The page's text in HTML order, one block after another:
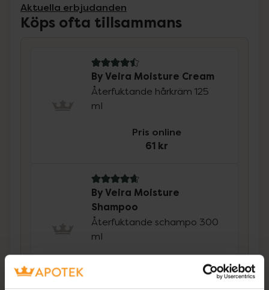
Aktuella erbjudanden
Köps ofta tillsammans
4.5 av 5 i omdöme
By Veira Moisture Cream
Återfuktande hårkräm 125
ml
Pris online
61 kr
4.8 av 5 i omdöme
By Veira Moisture
Shampoo
Återfuktande schampo 300
ml